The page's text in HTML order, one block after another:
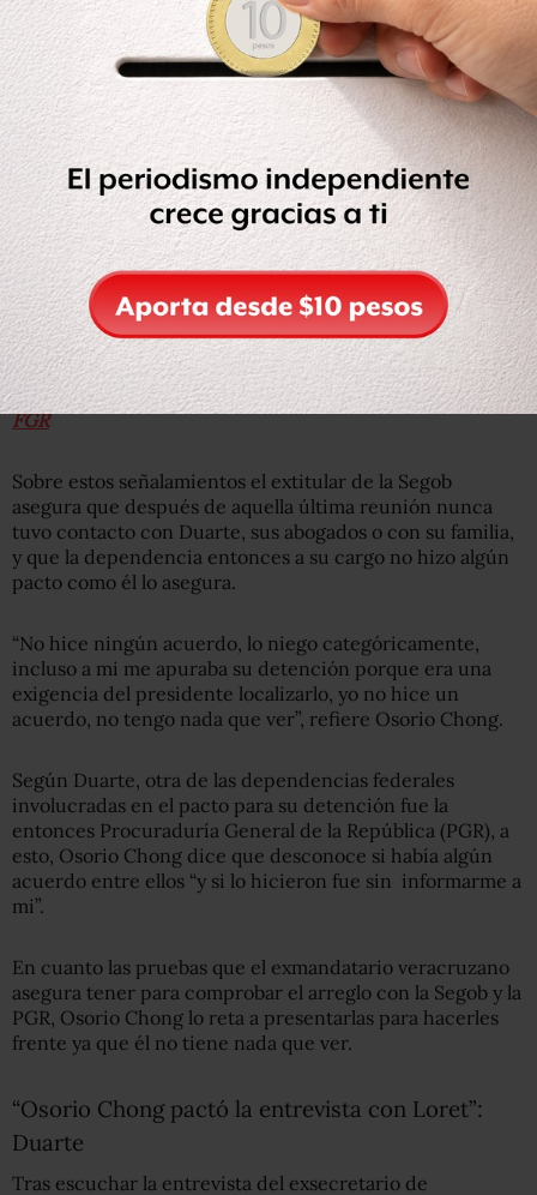
justo el día en que las autoridades mexicanas informaron
sobre su captura.
“No me detuvieron, me estoy entregando y
evidentemente darán a conocer como si hubiera sido
sorprendido y detenido, pero como verán estoy
totalmente en libertad, estoy con mi familia (…) me
entrego, para poderme defender y cumplir con los
acuerdos establecidos con el gobierno federal, en el
sentido de que puedan dejar de estar hostigando a mi
familia, a mis seres queridos, y que pare ya esta
persecusión mediática, política y judicial”, dice Duarte.
Lee: Duarte asegura que su detención fue pactada con el
gobierno de EPN y ofrece información privilegiada a la
FGR
Sobre estos señalamientos el extitular de la Segob
asegura que después de aquella última reunión nunca
tuvo contacto con Duarte, sus abogados o con su familia,
y que la dependencia entonces a su cargo no hizo algún
pacto como él lo asegura.
“No hice ningún acuerdo, lo niego categóricamente,
incluso a mi me apuraba su detención porque era una
exigencia del presidente localizarlo, yo no hice un
acuerdo, no tengo nada que ver”, refiere Osorio Chong.
Según Duarte, otra de las dependencias federales
involucradas en el pacto para su detención fue la
entonces Procuraduría General de la República (PGR), a
esto, Osorio Chong dice que desconoce si había algún
acuerdo entre ellos “y si lo hicieron fue sin informarme a
mi”.
En cuanto las pruebas que el exmandatario veracruzano
asegura tener para comprobar el arreglo con la Segob y la
PGR, Osorio Chong lo reta a presentarlas para hacerles
frente ya que él no tiene nada que ver.
“Osorio Chong pactó la entrevista con Loret”:
Duarte
Tras escuchar la entrevista del exsecretario de